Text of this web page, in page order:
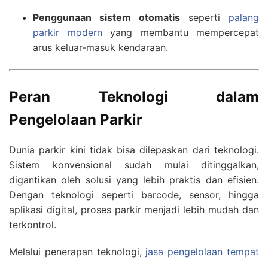
Penggunaan sistem otomatis seperti palang
parkir modernyang membantu mempercepat
arus keluar-masuk kendaraan.
Peran Teknologi dalam
Pengelolaan Parkir
Dunia parkir kini tidak bisa dilepaskan dari teknologi.
Sistem konvensional sudah mulai ditinggalkan,
digantikan oleh solusi yang lebih praktis dan efisien.
Dengan teknologi seperti barcode, sensor, hingga
aplikasi digital, proses parkir menjadi lebih mudah dan
terkontrol.
Melalui penerapan teknologi, jasa pengelolaan tempat